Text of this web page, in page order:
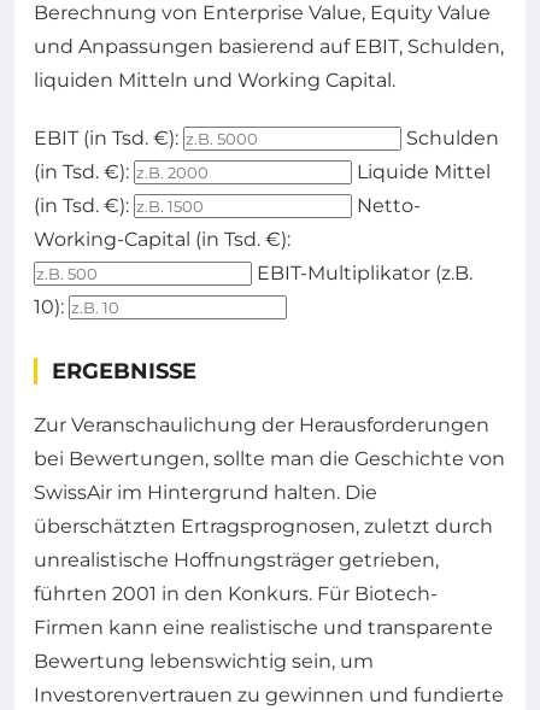
Berechnung von Enterprise Value, Equity Value
und Anpassungen basierend auf EBIT, Schulden,
liquiden Mitteln und Working Capital.
Formulaire pour saisir les valeurs financières afin de
EBIT (in Tsd. €):
Schulden
(in Tsd. €):
Liquide Mittel
(in Tsd. €):
Netto-
Working-Capital (in Tsd. €):
EBIT-Multiplikator (z.B.
10):
ERGEBNISSE
Zur Veranschaulichung der Herausforderungen
bei Bewertungen, sollte man die Geschichte von
SwissAir im Hintergrund halten. Die
überschätzten Ertragsprognosen, zuletzt durch
unrealistische Hoffnungsträger getrieben,
führten 2001 in den Konkurs. Für Biotech-
Firmen kann eine realistische und transparente
Bewertung lebenswichtig sein, um
Investorenvertrauen zu gewinnen und fundierte